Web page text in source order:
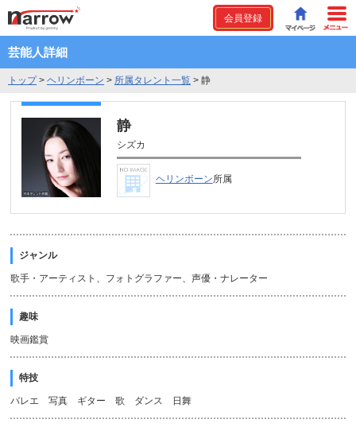
会員登録
芸能人詳細
トップ> ヘリンボーン > 所属タレント一覧 > 静
静
シズカ
ヘリンボーン所属
ジャンル
歌手・アーティスト、フォトグラファー、声優・ナレーター
趣味
映画鑑賞
特技
バレエ 写真 ギター 歌 ダンス 日舞